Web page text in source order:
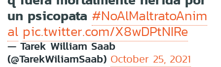
un psicopata #NoAlMaltratoAnim
al pic.twitter.com/X8wDPtNIRe
— Tarek William Saab
(@TarekWiliamSaab) October 25, 2021